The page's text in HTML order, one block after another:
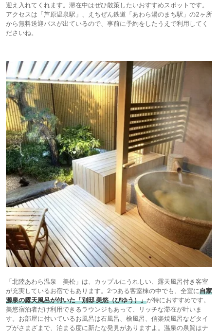
迎え入れてくれます。滞在中はぜひ散策したいおすすめスポットです。
アクセスは「芦原温泉駅」、えちぜん鉄道「あわら湯のまち駅」の2ヶ所
から無料送迎バスが出ているので、事前に予約をしたうえで利用してく
ださいね。
「北陸あわら温泉 美松」は、カップルにうれしい、露天風呂付き客室
が充実しているお宿でもあります。2つある客室棟の中でも、全室に自家
源泉の露天風呂が付いた「別邸 美悠（びゆう）」が特におすすめです。
美悠宿泊者だけ利用できるラウンジもあって、リッチな滞在が叶いま
す。お部屋に付いているお風呂は石風呂、檜風呂、信楽焼風呂などタイ
プがさまざまで、泊まる度に新たな発見がありますよ。温泉の泉質はナ